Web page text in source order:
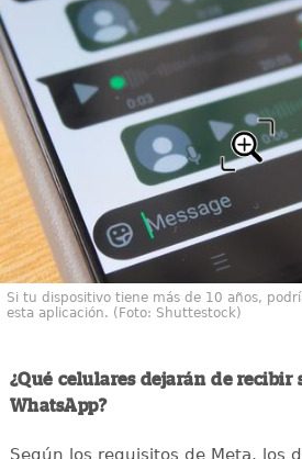
Si tu dispositivo tiene más de 10 años,
esta aplicación. (Foto: Shuttestock)
¿Qué celulares dejarán de recibir
WhatsApp?
Según los requisitos de Meta, los